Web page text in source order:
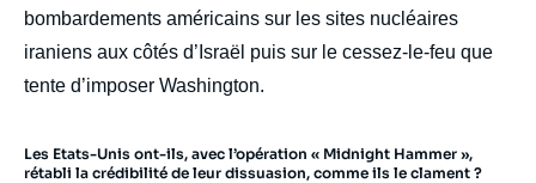
bombardements américains sur les sites nucléaires
iraniens aux côtés d’Israël puis sur le cessez-le-feu que
tente d’imposer Washington.
Les Etats-Unis ont-ils, avec l’opération « Midnight Hammer »,
rétabli la crédibilité de leur dissuasion, comme ils le clament ?